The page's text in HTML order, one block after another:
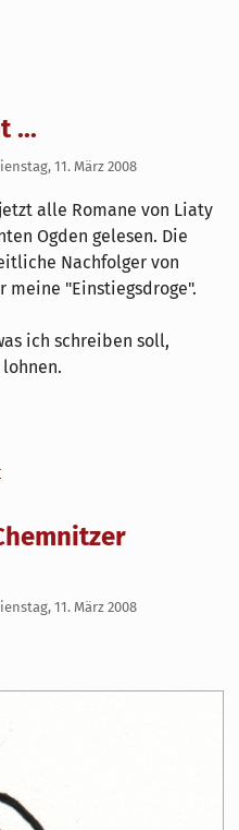
...
11. März 2008
alle Romane von Liaty
Ogden gelesen. Die
Nachfolger von
meine "Einstiegsdroge".
ich schreiben soll,
11. März 2008